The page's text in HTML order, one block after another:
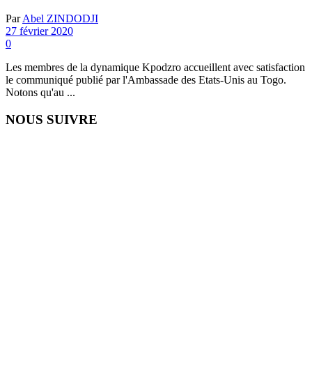
Par Abel ZINDODJI
27 février 2020
0
Les membres de la dynamique Kpodzro accueillent avec satisfaction
le communiqué publié par l'Ambassade des Etats-Unis au Togo.
Notons qu'au ...
NOUS SUIVRE